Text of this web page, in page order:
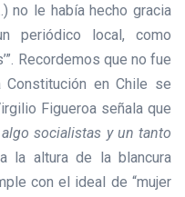
no le había hecho gracia
periódico local, como
Recordemos que no fue
Constitución en Chile se
Figueroa señala que
algo socialistas y un tanto
la altura de la blancura
con el ideal de “mujer